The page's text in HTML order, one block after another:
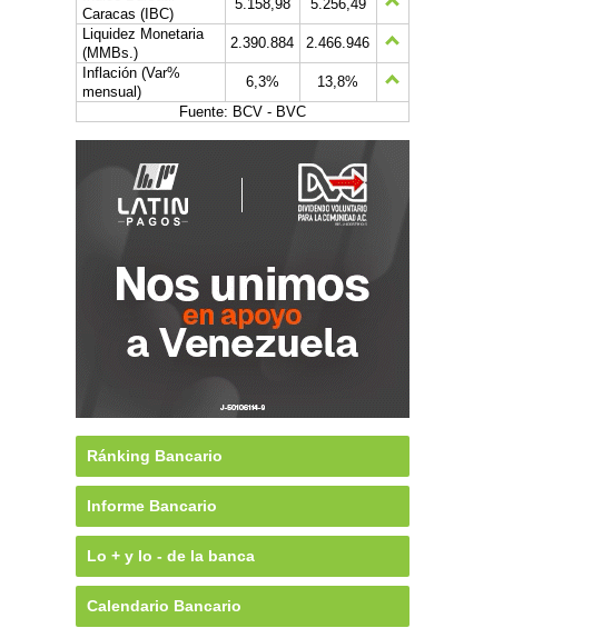
Caracas (IBC)
5.158,98
5.256,49
Liquidez Monetaria
(MMBs.)
2.390.884
2.466.946
Inflación (Var%
mensual)
6,3%
13,8%
Fuente: BCV - BVC
Ránking Bancario
Informe Bancario
Lo + y lo - de la banca
Calendario Bancario